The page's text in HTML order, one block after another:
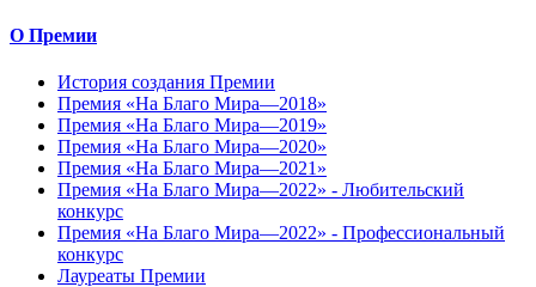
О Премии
История создания Премии
Премия «На Благо Мира—2018»
Премия «На Благо Мира—2019»
Премия «На Благо Мира—2020»
Премия «На Благо Мира—2021»
Премия «На Благо Мира—2022» - Любительский
конкурс
Премия «На Благо Мира—2022» - Профессиональный
конкурс
Лауреаты Премии